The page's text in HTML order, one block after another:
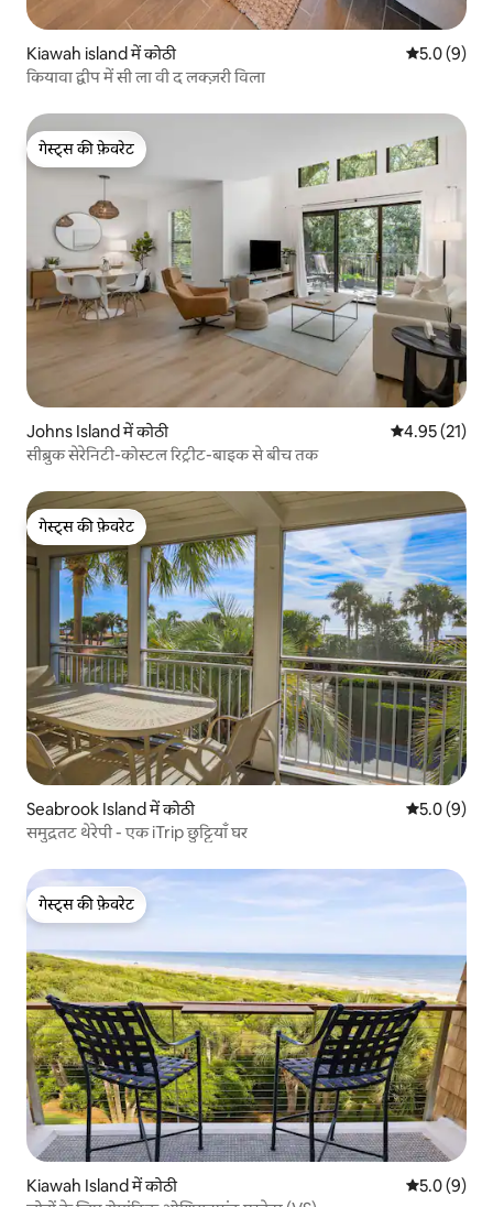
Kiawah island में कोठी औसत रेटिंग 5
5.0 (9)
कियावा द्वीप में सी ला वी द लक्ज़री विला
गेस्ट्स की फ़ेवरेट
गेस्ट्स की फ़ेवरेट
Johns Island में कोठी औसत रेटिंग 5 में
4.95 (21)
सीब्रुक सेरेनिटी-कोस्टल रिट्रीट-बाइक से बीच तक
गेस्ट्स की फ़ेवरेट
गेस्ट्स की फ़ेवरेट
Seabrook Island में कोठी औसत रेटिंग 5
5.0 (9)
समुद्रतट थेरेपी - एक iTrip छुट्टियाँ घर
गेस्ट्स की फ़ेवरेट
गेस्ट्स की फ़ेवरेट
Kiawah Island में कोठी औसत रेटिंग 5
5.0 (9)